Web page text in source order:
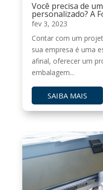
Você precisa de
personalizado? A
fev 3, 2023
Contar com um
sua empresa é uma
afinal, oferecer um
embalagem...
SAIBA MAIS